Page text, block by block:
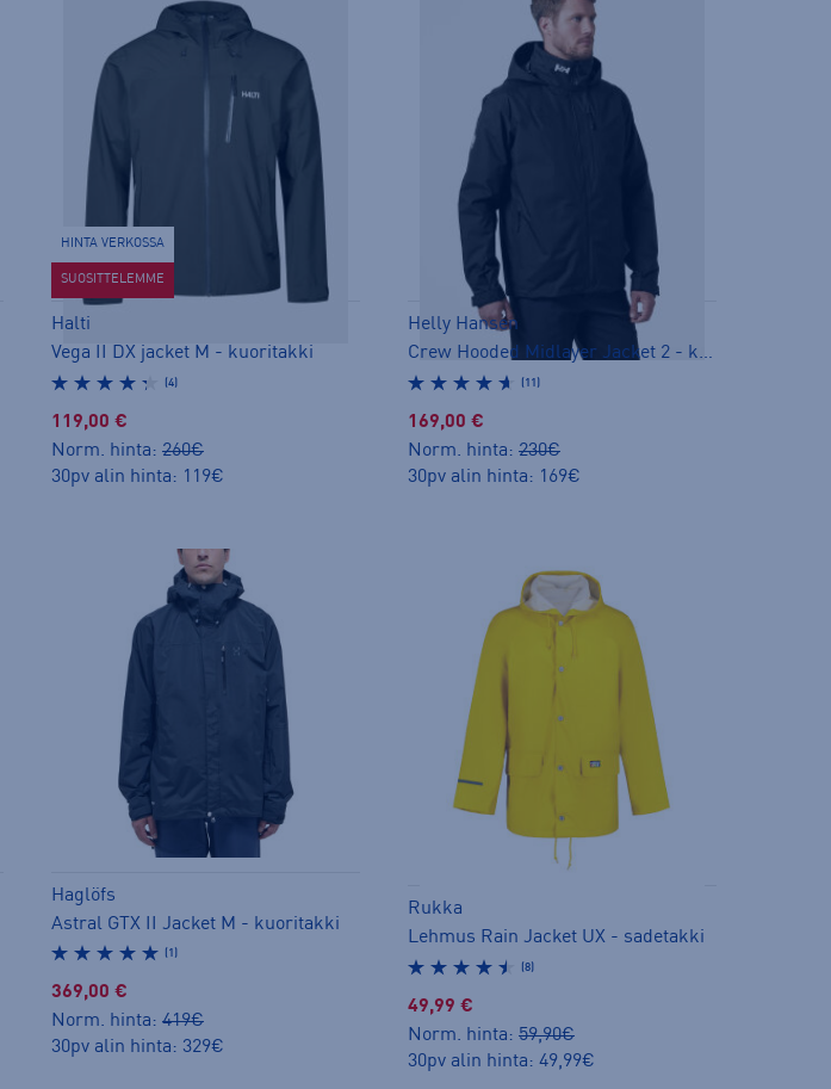
HINTA VERKOSSA
SUOSITTELEMME
Halti
Vega II DX jacket M - kuoritakki
(4)
119,00 €
Norm. hinta: 260€
30pv alin hinta: 119€
Helly Hansen
Crew Hooded Midlayer Jacket 2 - kuoritakki
(11)
169,00 €
Norm. hinta: 230€
30pv alin hinta: 169€
Haglöfs
Astral GTX II Jacket M - kuoritakki
(1)
369,00 €
Norm. hinta: 419€
30pv alin hinta: 329€
Rukka
Lehmus Rain Jacket UX - sadetakki
(8)
49,99 €
Norm. hinta: 59,90€
30pv alin hinta: 49,99€